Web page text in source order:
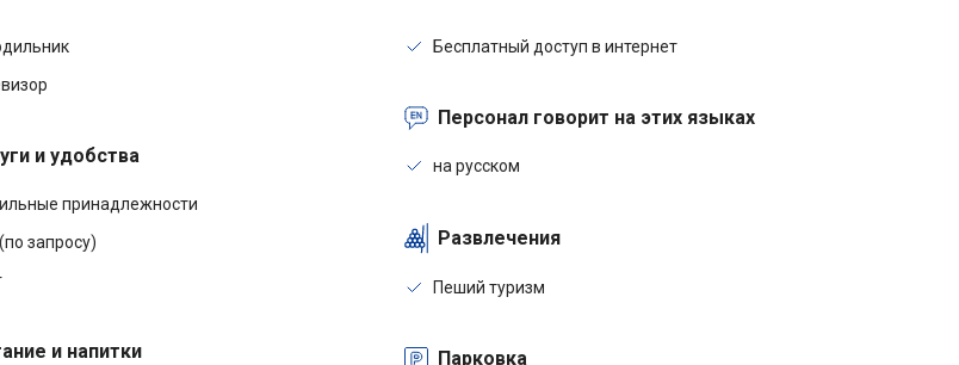
и удобства
принадлежности
запросу)
и напитки
Бесплатный доступ в интернет
Персонал говорит на этих языках
на русском
Развлечения
Пеший туризм
Парковка